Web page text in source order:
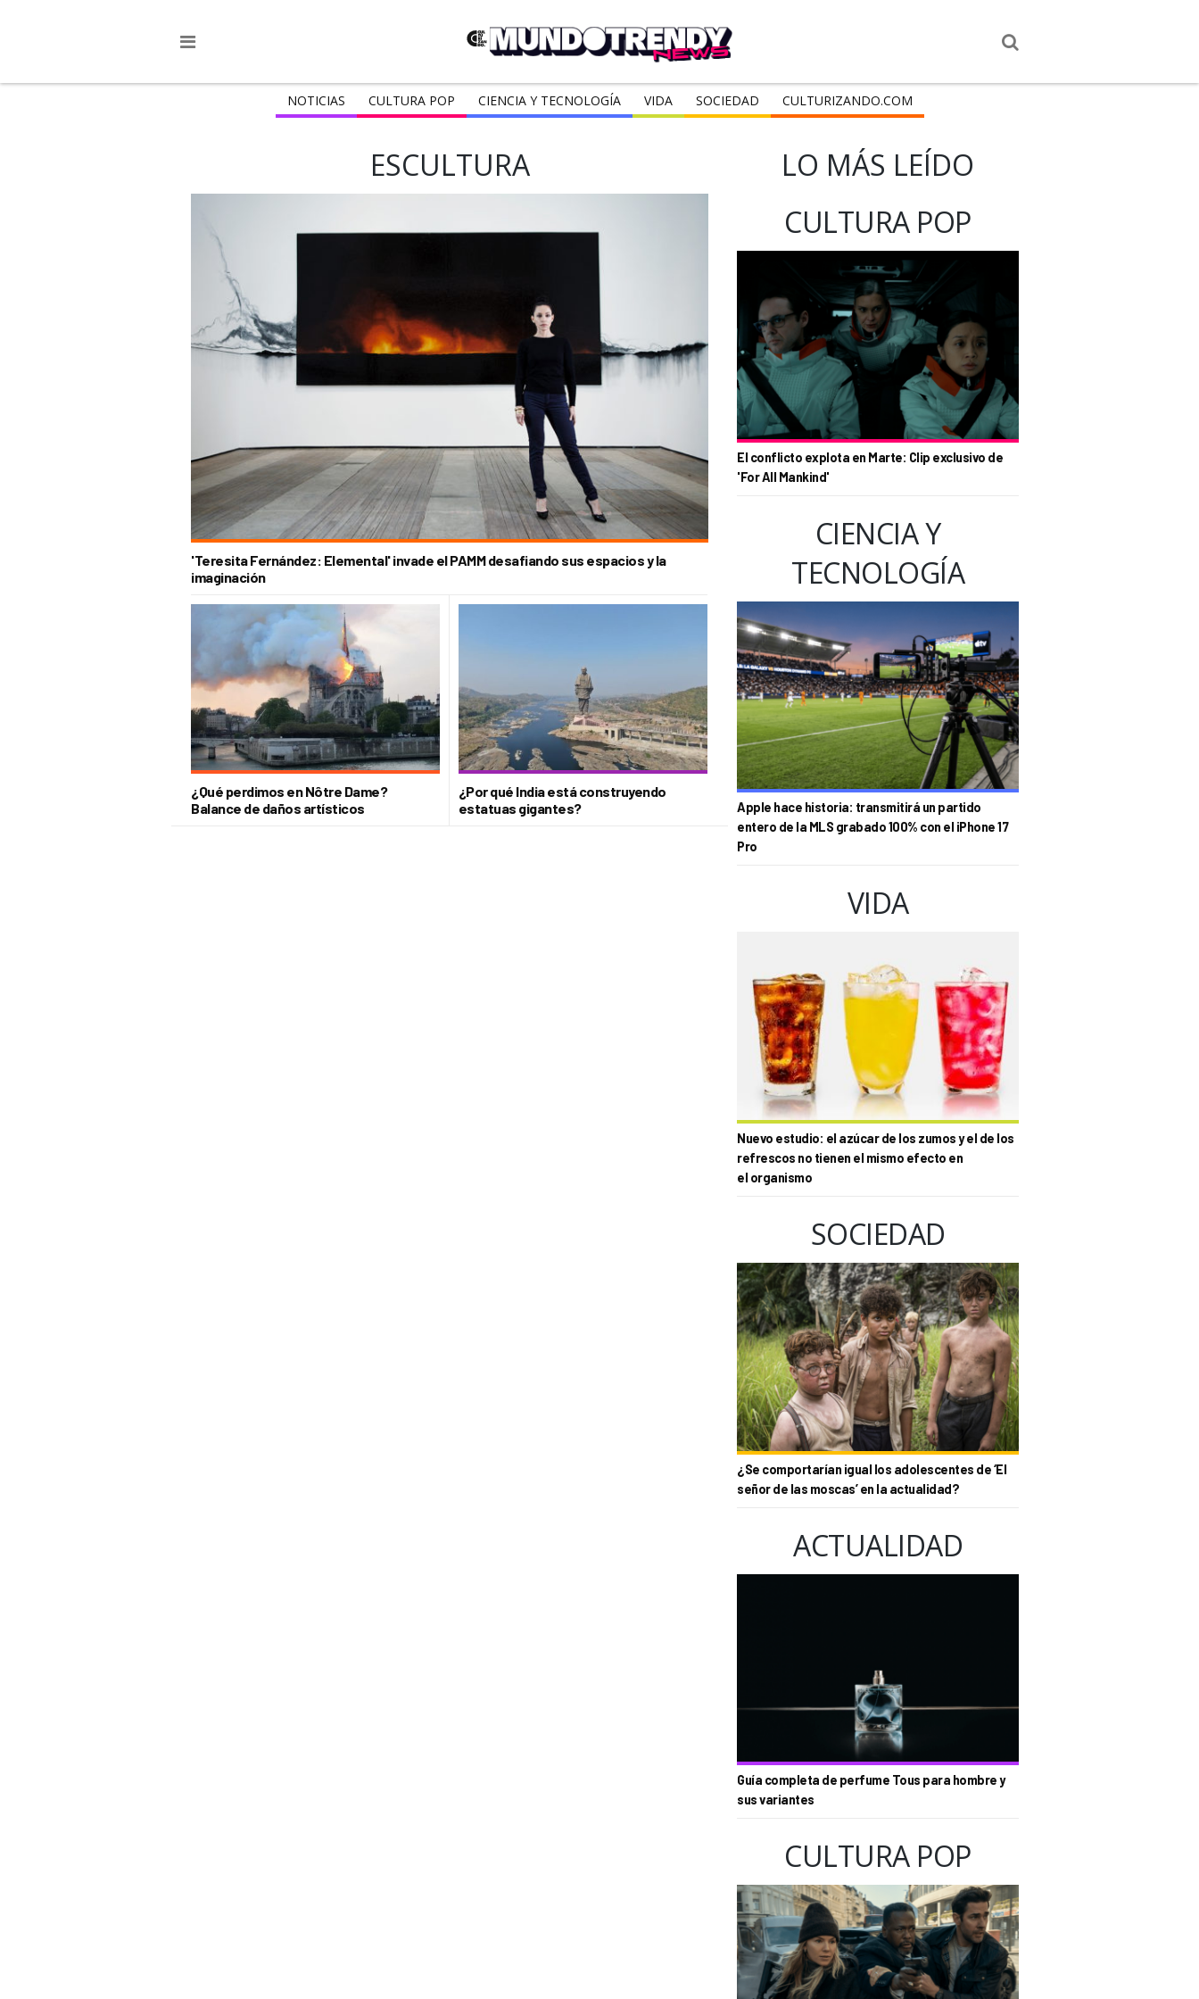
NOTICIAS CULTURA POP CIENCIA Y TECNOLOGÍA VIDA SOCIEDAD CULTURIZANDO.COM
ESCULTURA
'Teresita Fernández: Elemental' invade el PAMM desafiando sus espacios y la
imaginación
¿Qué perdimos en Nôtre Dame?
Balance de daños artísticos
¿Por qué India está construyendo
estatuas gigantes?
LO MÁS LEÍDO
CULTURA POP
El conflicto explota en Marte: Clip exclusivo de
'For All Mankind'
CIENCIA Y
TECNOLOGÍA
Apple hace historia: transmitirá un partido
entero de la MLS grabado 100% con el iPhone 17
Pro
VIDA
Nuevo estudio: el azúcar de los zumos y el de los
refrescos no tienen el mismo efecto en
el organismo
SOCIEDAD
¿Se comportarían igual los adolescentes de ‘El
señor de las moscas’ en la actualidad?
ACTUALIDAD
Guía completa de perfume Tous para hombre y
sus variantes
CULTURA POP